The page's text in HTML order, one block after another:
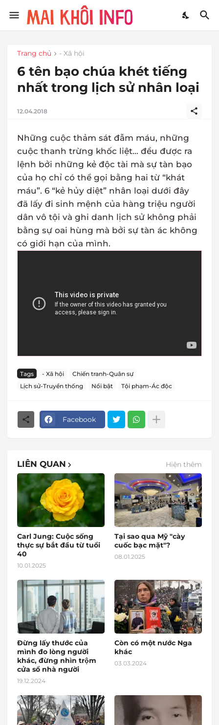
Trang chủ - Xã hội
6 tên bạo chúa khét tiếng
nhất trong lịch sử nhân loại
12.04.2018
Những cuộc thảm sát đẫm máu, những
cuộc thanh trừng khốc liệt… đều được ra
lệnh bởi những kẻ độc tài mà sự tàn bạo
của họ chỉ có thể gọi bằng hai từ “khát
máu”. 6 “kẻ hủy diệt” nhân loại dưới đây
đã lấy đi sinh mệnh của hàng triệu người
dân vô tội và ghi danh lịch sử không phải
bằng sự oai hùng mà bởi sự tàn ác không
có giới hạn của mình.
Tags - Xã hội
Chiến tranh-Quân sự
Lịch sử-Truyền thống
Nổi bật Tội phạm-Ác độc
Facebook
LIÊN QUAN Hiện thêm
Carl Jung: Cuộc sống
thực sự bắt đầu từ tuổi
40
10.01.2025
Tại sao qua Mỹ "cày
cuốc bạc mặt"?
08.01.2025
Đừng lấy thước của
mình đo lòng người
khác, đừng nhìn trộm
cửa sổ nhà người
19.12.2024
Còn có một nước Nga
khác
03.03.2024